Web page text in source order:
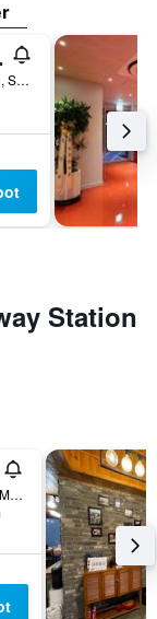
104-40, Daehyun-Dong, Seodaemun-Gu, Seoul, Seoul, Südkorea
Station
106-15, Nogosan-Dong, Mapo-gu, Seoul, Südkorea